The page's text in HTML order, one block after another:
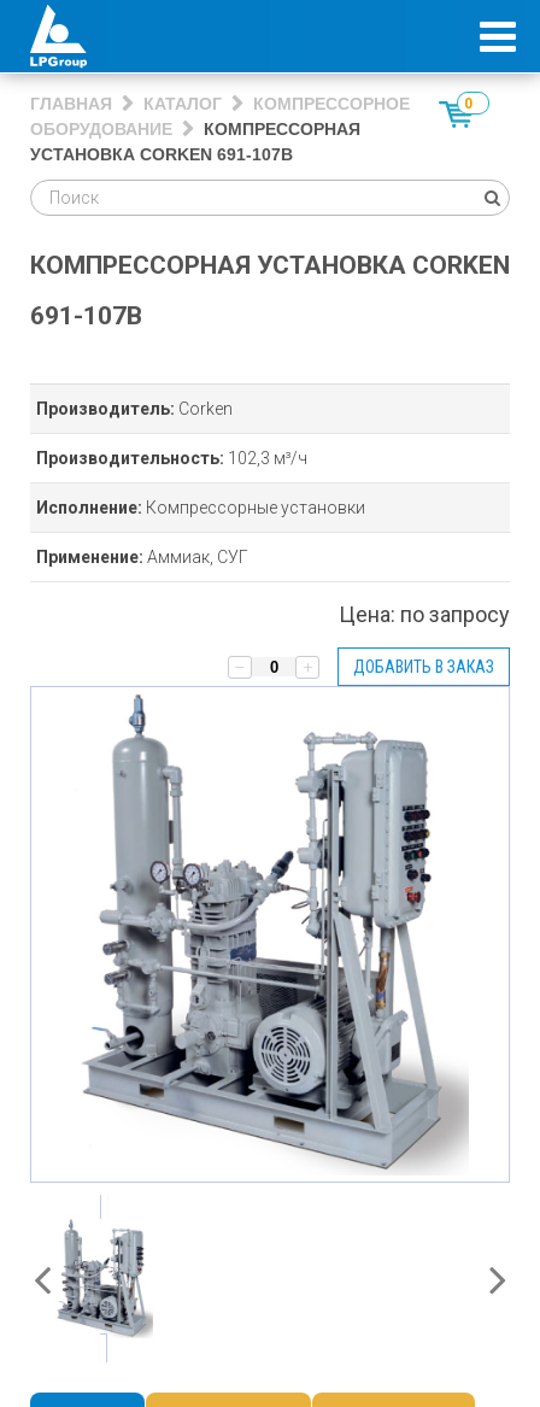
ГЛАВНАЯ КАТАЛОГ
КОМПРЕССОРНОЕ
ОБОРУДОВАНИЕ
КОМПРЕССОРНАЯ
УСТАНОВКА CORKEN 691-107В
0
КОМПРЕССОРНАЯ УСТАНОВКА CORKEN
691-107В
Производитель: Corken
Производительность: 102,3 м³/ч
Исполнение: Компрессорные установки
Применение: Аммиак, СУГ
Цена: по запросу
ДОБАВИТЬ В ЗАКАЗ